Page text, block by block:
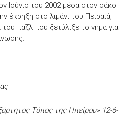
Ιούνιο του 2002 μέσα στον σάκο
έκρηξη στο λιμάνι του Πειραιά,
παζλ που ξετύλιξε το νήμα για
Τύπος της Ηπείρου» 12-6-